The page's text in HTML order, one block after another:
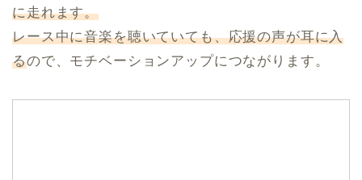
に走れます。
レース中に音楽を聴いていても、応援の声が耳に入
るので、モチベーションアップにつながります。